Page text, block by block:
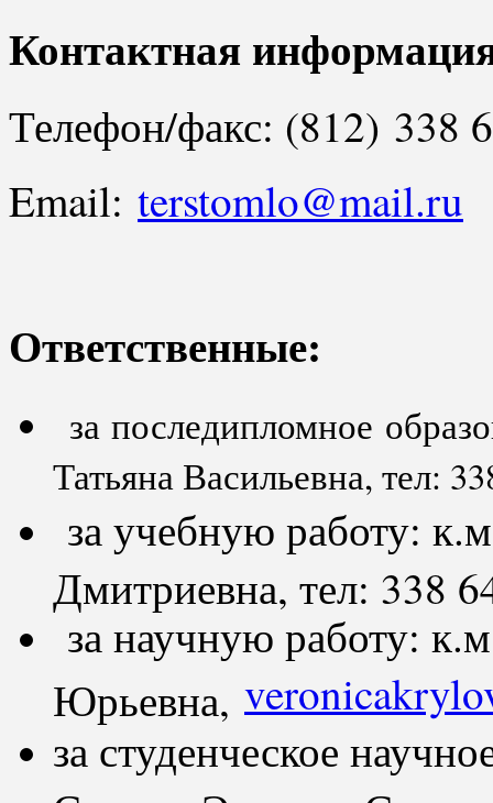
Контактная
Телефон/факс: (812) 338
Email: terstomlo@mail.ru
Ответственные:
за последипломное
Татьяна Васильевна, тел:
за учебную работу:
Дмитриевна, тел: 338
за научную работу:
Юрьевна,
за студенческое